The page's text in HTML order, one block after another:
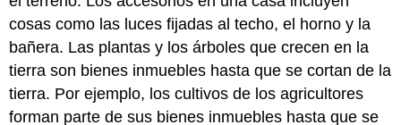
y
inquilino
Claves
para
llevar
cosas como las luces fijadas al techo, el horno y la
bañera. Las plantas y los árboles que crecen en la
tierra son bienes inmuebles hasta que se cortan de la
tierra. Por ejemplo, los cultivos de los agricultores
forman parte de sus bienes inmuebles hasta que se